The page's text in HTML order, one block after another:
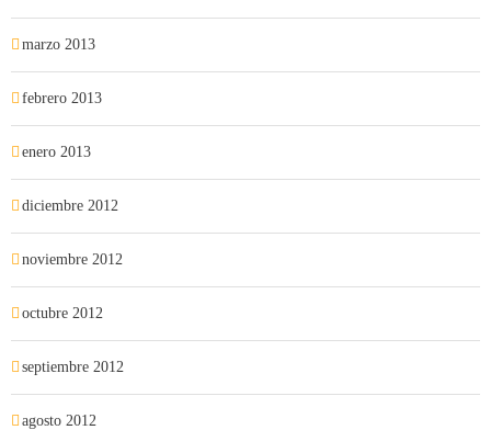
marzo 2013
febrero 2013
enero 2013
diciembre 2012
noviembre 2012
octubre 2012
septiembre 2012
agosto 2012